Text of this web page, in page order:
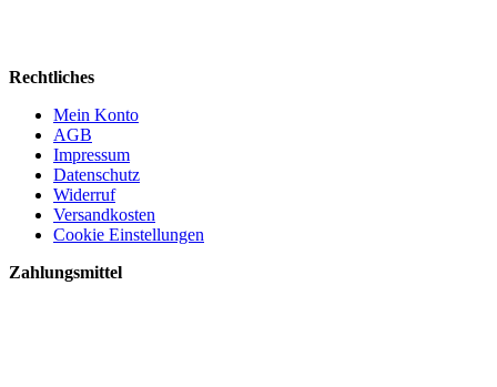
Rechtliches
Mein Konto
AGB
Impressum
Datenschutz
Widerruf
Versandkosten
Cookie Einstellungen
Zahlungsmittel